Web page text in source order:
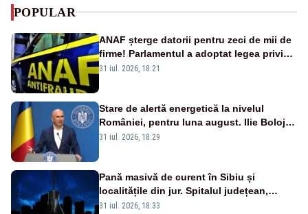
POPULAR
ANAF șterge datorii pentru zeci de mii de
firme! Parlamentul a adoptat legea privind
amnistia fiscală
31 iul. 2026, 18:21
Stare de alertă energetică la nivelul
României, pentru luna august. Ilie Bolojan
a anunțat importuri și posibile restricții –
31 iul. 2026, 18:29
Pană masivă de curent în Sibiu și
localitățile din jur. Spitalul județean,
semafoarele, rețelele de telefonie, grav
31 iul. 2026, 18:33